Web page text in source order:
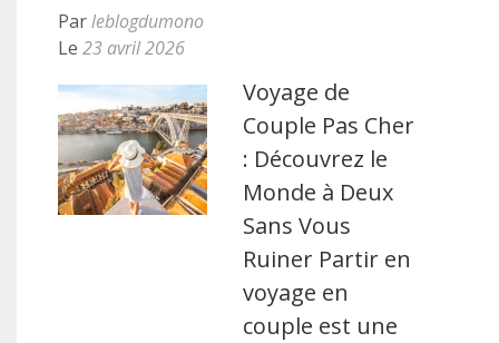
Parleblogdumono
Le 23 avril 2026
Voyage de
Couple Pas Cher
: Découvrez le
Monde à Deux
Sans Vous
Ruiner Partir en
voyage en
couple est une